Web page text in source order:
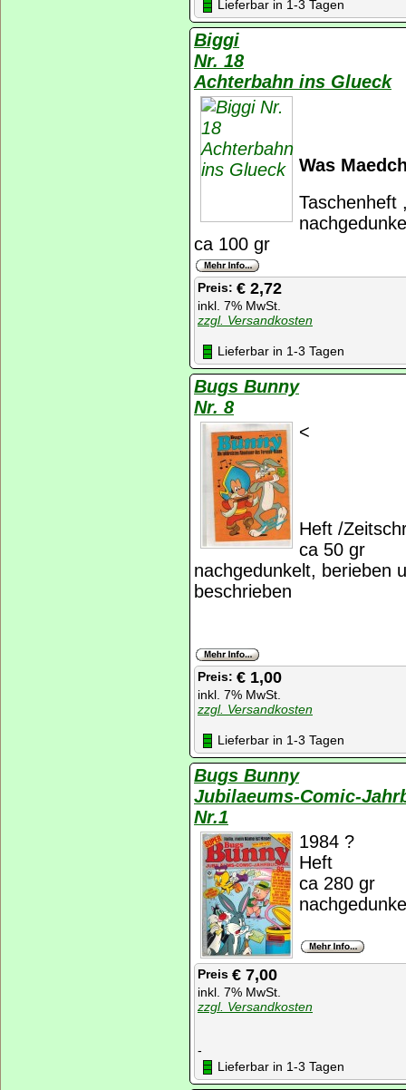
Lieferbar in 1-3 Tagen
Biggi
Nr. 18
Achterbahn ins Glueck
Was
Taschenheft
ca 100 gr
Preis: € 2,72
inkl. 7% MwSt.
zzgl. Versandkosten
Lieferbar in 1-3 Tagen
Bugs Bunny
Nr. 8
<
Heft /
ca 50 gr
nachgedunkelt, berieben
beschrieben
Preis: € 1,00
inkl. 7% MwSt.
zzgl. Versandkosten
Lieferbar in 1-3 Tagen
Bugs Bunny
Jubilaeums-Comic-
Nr.1
1984 ?
Heft
ca 280 gr
Preis € 7,00
inkl. 7% MwSt.
zzgl. Versandkosten
-
Lieferbar in 1-3 Tagen